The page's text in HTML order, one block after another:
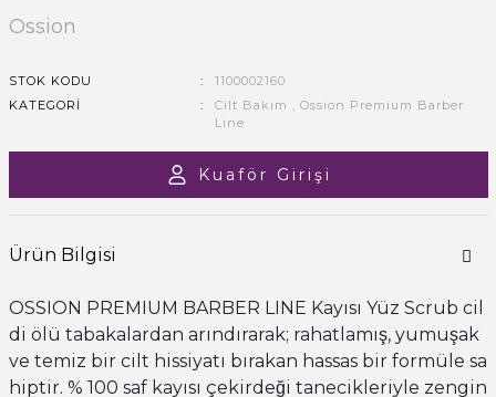
Ossion
STOK KODU
1100002160
KATEGORI
Cilt Bakım , Ossion Premium Barber
Line
Kuaför Girişi
Ürün Bilgisi
OSSION PREMIUM BARBER LINE Kayısı Yüz Scrub cil
di ölü tabakalardan arındırarak; rahatlamış, yumuşak
ve temiz bir cilt hissiyatı bırakan hassas bir formüle sa
hiptir. % 100 saf kayısı çekirdeği tanecikleriyle zengin